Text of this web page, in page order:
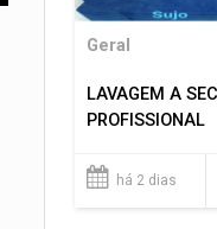
Geral
LAVAGEM A
PROFISSIONAL
há 2 dias